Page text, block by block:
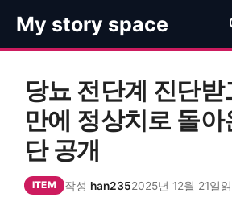
츠
My story space
당뇨 전단계 진단
만에 정상치로 돌아
단 공개
ITEM 작성 han2352025년 12월 21일